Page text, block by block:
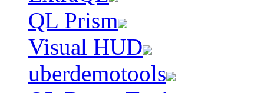
QL Prism
Visual HUD
uberdemotools